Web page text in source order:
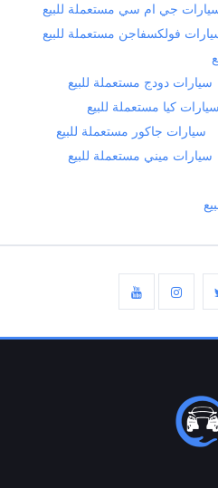
جي ام سي مستعملة للبيع
فولكسفاجن مستعملة للبيع
سيارات دودج مستعملة للبيع
سيارات كيا مستعملة للبيع
سيارات جاكور مستعملة للبيع
سيارات ميني مستعملة للبيع